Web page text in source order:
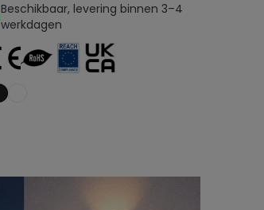
Beschikbaar, levering binnen 3–4
werkdagen